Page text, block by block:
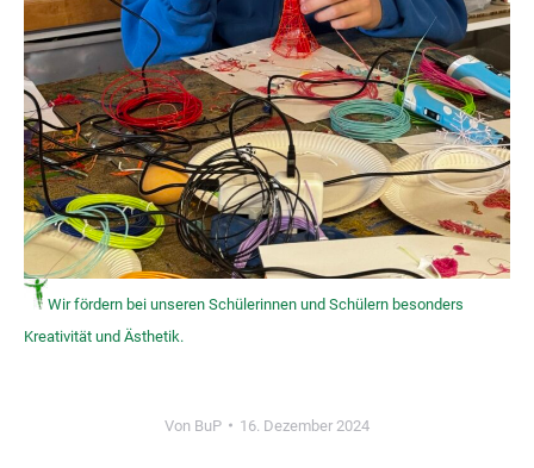
Wir fördern bei unseren Schülerinnen und Schülern besonders
Kreativität und Ästhetik.
Von BuP 16. Dezember 2024